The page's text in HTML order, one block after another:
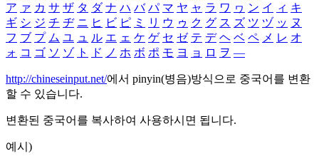
ア ァ カ サ ザ タ ダ ナ ハ バ パ マ ヤ ャ ラ ワ ヮ ン イ ィ キ
ギ シ ジ チ ヂ ニ ヒ ビ ピ ミ リ ウ ゥ ク グ ス ズ ツ ヅ ッ ヌ
フ ブ プ ム ユ ュ ル エ ェ ケ ゲ セ ゼ テ デ ヘ ベ ペ メ レ オ
ォ コ ゴ ソ ゾ ト ド ノ ホ ボ ポ モ ヨ ョ ロ ヲ ―
http://chineseinput.net/에서 pinyin(병음)방식으로 중국어를 변환
할 수 있습니다.
변환된 중국어를 복사하여 사용하시면 됩니다.
예시)